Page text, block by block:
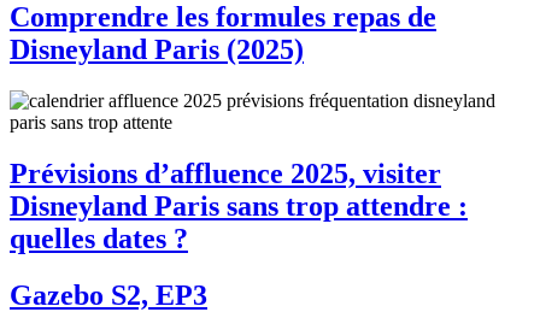
Comprendre les formules repas de
Disneyland Paris (2025)
Prévisions d’affluence 2025, visiter
Disneyland Paris sans trop attendre :
quelles dates ?
Gazebo S2, EP3